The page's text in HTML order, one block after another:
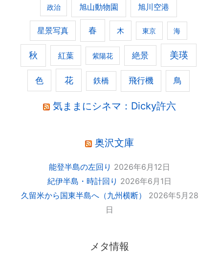
政治 旭山動物園 旭川空港
星景写真 春 木 東京 海
秋 紅葉 紫陽花 絶景 美瑛
色 花 鉄橋 飛行機 鳥
気ままにシネマ：Dicky許六
奥沢文庫
能登半島の左回り 2026年6月12日
紀伊半島・時計回り 2026年6月1日
久留米から国東半島へ（九州横断）
2026年5月28
日
メタ情報